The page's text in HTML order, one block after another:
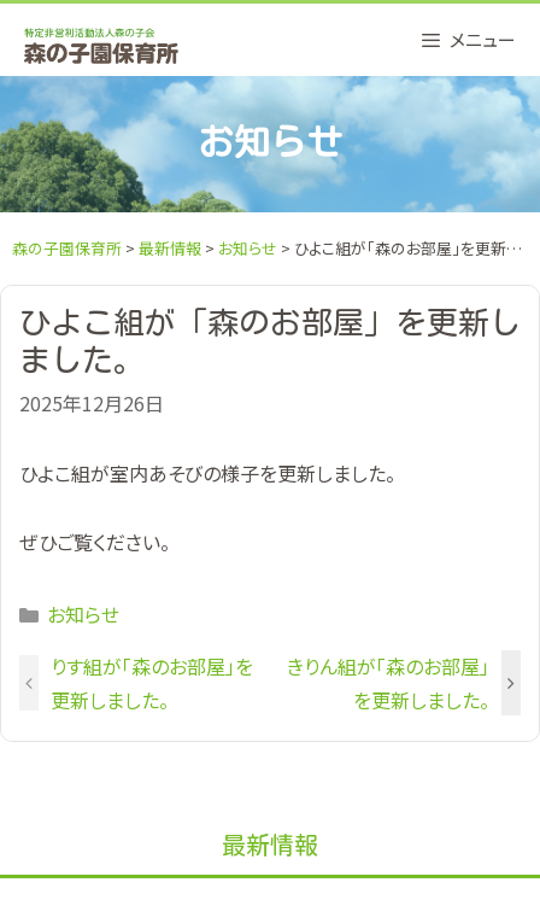
content
メニュー
お知らせ
森の子園保育所 > 最新情報 > お知らせ > ひよこ組が「森のお部屋」を更新しました。
ひよこ組が「森のお部屋」を更新し
ました。
2025年12月26日
ひよこ組が室内あそびの様子を更新しました。
ぜひご覧ください。
Categories
お知らせ
りす組が「森のお部屋」を
更新しました。
きりん組が「森のお部屋」
を更新しました。
最新情報